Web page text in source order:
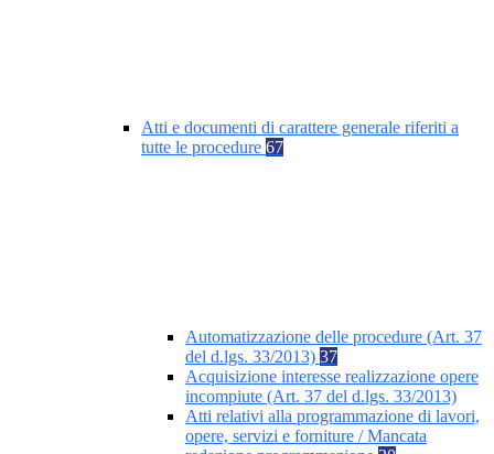
Atti e documenti di carattere generale riferiti a
tutte le procedure 67
Automatizzazione delle procedure (Art. 37
del d.lgs. 33/2013) 37
Acquisizione interesse realizzazione opere
incompiute (Art. 37 del d.lgs. 33/2013)
Atti relativi alla programmazione di lavori,
opere, servizi e forniture / Mancata